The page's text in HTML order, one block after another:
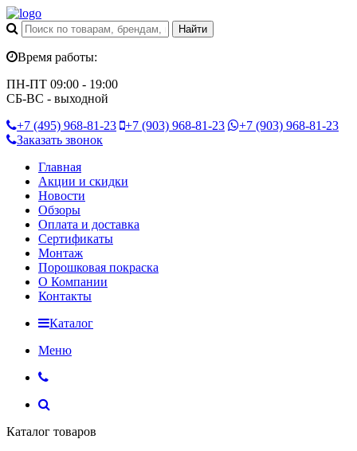
Время работы:
ПН-ПТ 09:00 - 19:00
СБ-ВС - выходной
+7 (495) 968-81-23 +7 (903) 968-81-23 +7 (903) 968-81-23
Заказать звонок
Главная
Акции и скидки
Новости
Обзоры
Оплата и доставка
Сертификаты
Монтаж
Порошковая покраска
О Компании
Контакты
Каталог
Меню
Каталог товаров